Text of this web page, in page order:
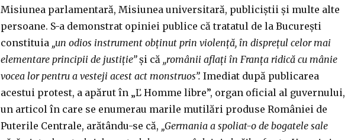
Misiunea parlamentară, Misiunea universitară, publiciștii și multe alte
persoane. S-a demonstrat opiniei publice că tratatul de la București
constituia „un odios instrument obținut prin violență, în disprețul celor mai
elementare principii de justiție”și că ,,românii aflați în Franța ridică cu mânie
vocea lor pentru a vesteji acest act monstruos”. Imediat după publicarea
acestui protest, a apărut în „Ľ Homme libre”, organ oficial al guvernului,
un articol în care se enumerau marile mutilări produse României de
Puterile Centrale, arătându-se că, „Germania a spoliat-o de bogatele sale